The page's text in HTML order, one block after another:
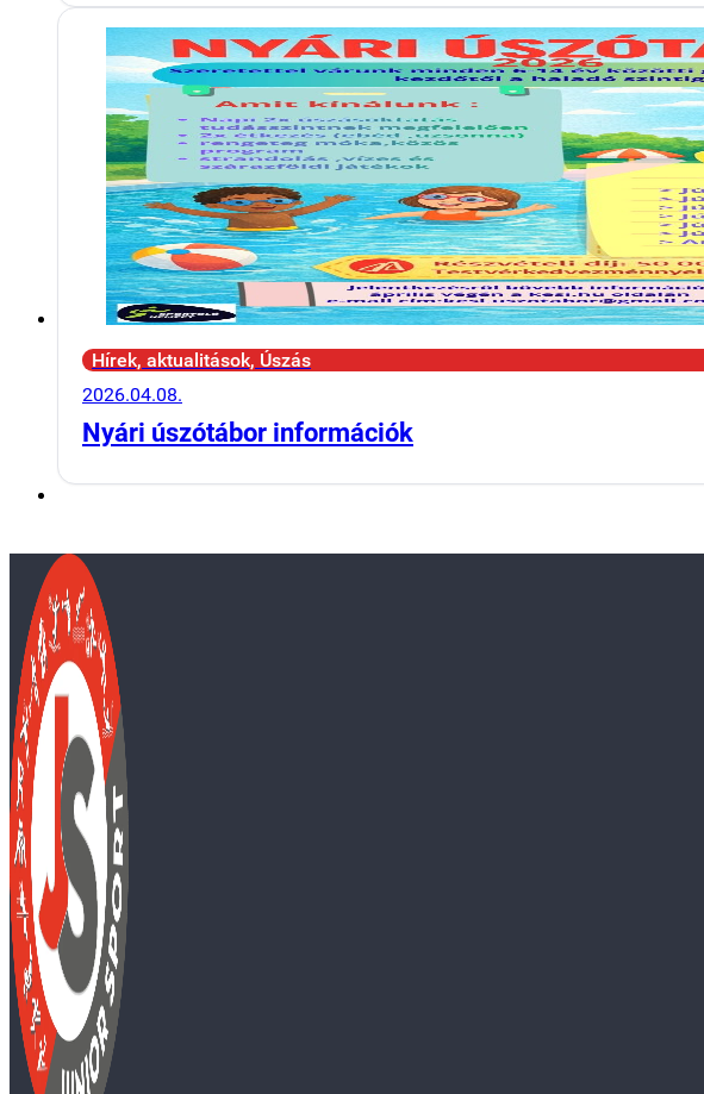
Hírek, aktualitások, Úszás
2026.04.08.
Nyári úszótábor információk